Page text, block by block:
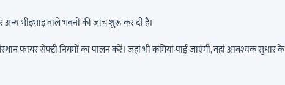
अन्य भीड़भाड़ वाले भवनों की जांच शुरू कर दी है।
फायर सेफ्टी नियमों का पालन करें। जहां भी कमियां पाई जाएंगी, वहां आवश्यक सुधार के